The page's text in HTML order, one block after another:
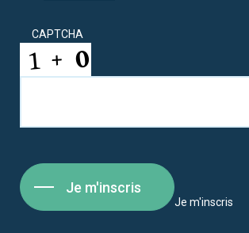
CAPTCHA
Je m'inscris
Je m'inscris